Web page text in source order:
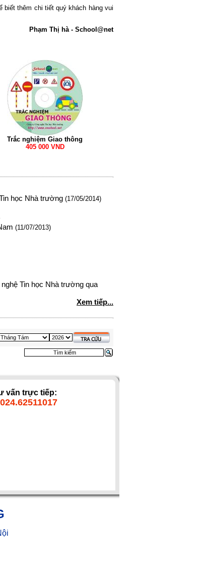
thêm chi tiết quý khách hàng vui
Phạm Thị hà - School@net
Trắc nghiệm Giao thông
405 000 VND
học Nhà trường (17/05/2014)
(11/07/2013)
Tin học Nhà trường qua
Xem tiếp...
vấn trực tiếp:
024.62511017